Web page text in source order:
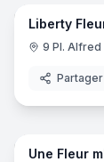
Liberty
9 Pl. Alfred
Partager
Une Fleur